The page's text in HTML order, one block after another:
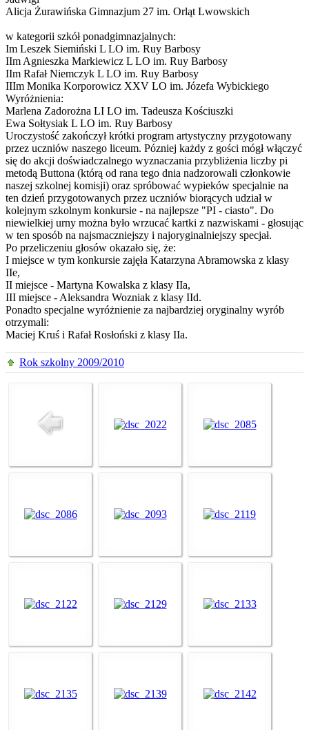
Alicja Żurawińska Gimnazjum 27 im. Orląt Lwowskich
w kategorii szkół ponadgimnazjalnych:
Im Leszek Siemiński L LO im. Ruy Barbosy
IIm Agnieszka Markiewicz L LO im. Ruy Barbosy
IIm Rafał Niemczyk L LO im. Ruy Barbosy
IIIm Monika Korporowicz XXV LO im. Józefa Wybickiego
Wyróżnienia:
Marlena Zadorożna LI LO im. Tadeusza Kościuszki
Ewa Sołtysiak L LO im. Ruy Barbosy
Uroczystość zakończył krótki program artystyczny przygotowany
przez uczniów naszego liceum. Pózniej każdy z gości mógł włączyć
się do akcji doświadczalnego wyznaczania przybliżenia liczby pi
metodą Buttona (którą od rana tego dnia nadzorowali członkowie
naszej szkolnej komisji) oraz spróbować wypieków specjalnie na
ten dzień przygotowanych przez uczniów biorących udział w
kolejnym szkolnym konkursie - na najlepsze "PI - ciasto". Do
niewielkiej urny można było wrzucać kartki z nazwiskami - głosując
w ten sposób na najsmaczniejszy i najoryginalniejszy specjał.
Po przeliczeniu głosów okazało się, że:
I miejsce w tym konkursie zajęła Katarzyna Abramowska z klasy
IIe,
II miejsce - Martyna Kowalska z klasy IIa,
III miejsce - Aleksandra Wozniak z klasy IId.
Ponadto specjalne wyróżnienie za najbardziej oryginalny wyrób
otrzymali:
Maciej Kruś i Rafał Rosłoński z klasy IIa.
Rok szkolny 2009/2010